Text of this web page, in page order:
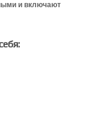
и включают